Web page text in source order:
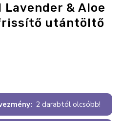
Lavender & Aloe
utántöltő
2 darabtól olcsóbb!